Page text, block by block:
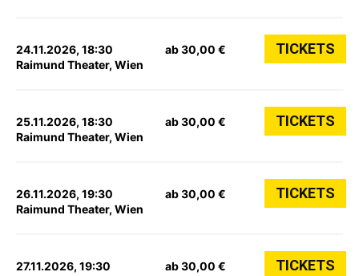
24.11.2026, 18:30
Raimund Theater, Wien
ab 30,00 € TICKETS
25.11.2026, 18:30
Raimund Theater, Wien
ab 30,00 € TICKETS
26.11.2026, 19:30
Raimund Theater, Wien
ab 30,00 € TICKETS
27.11.2026, 19:30
ab 30,00 € TICKETS